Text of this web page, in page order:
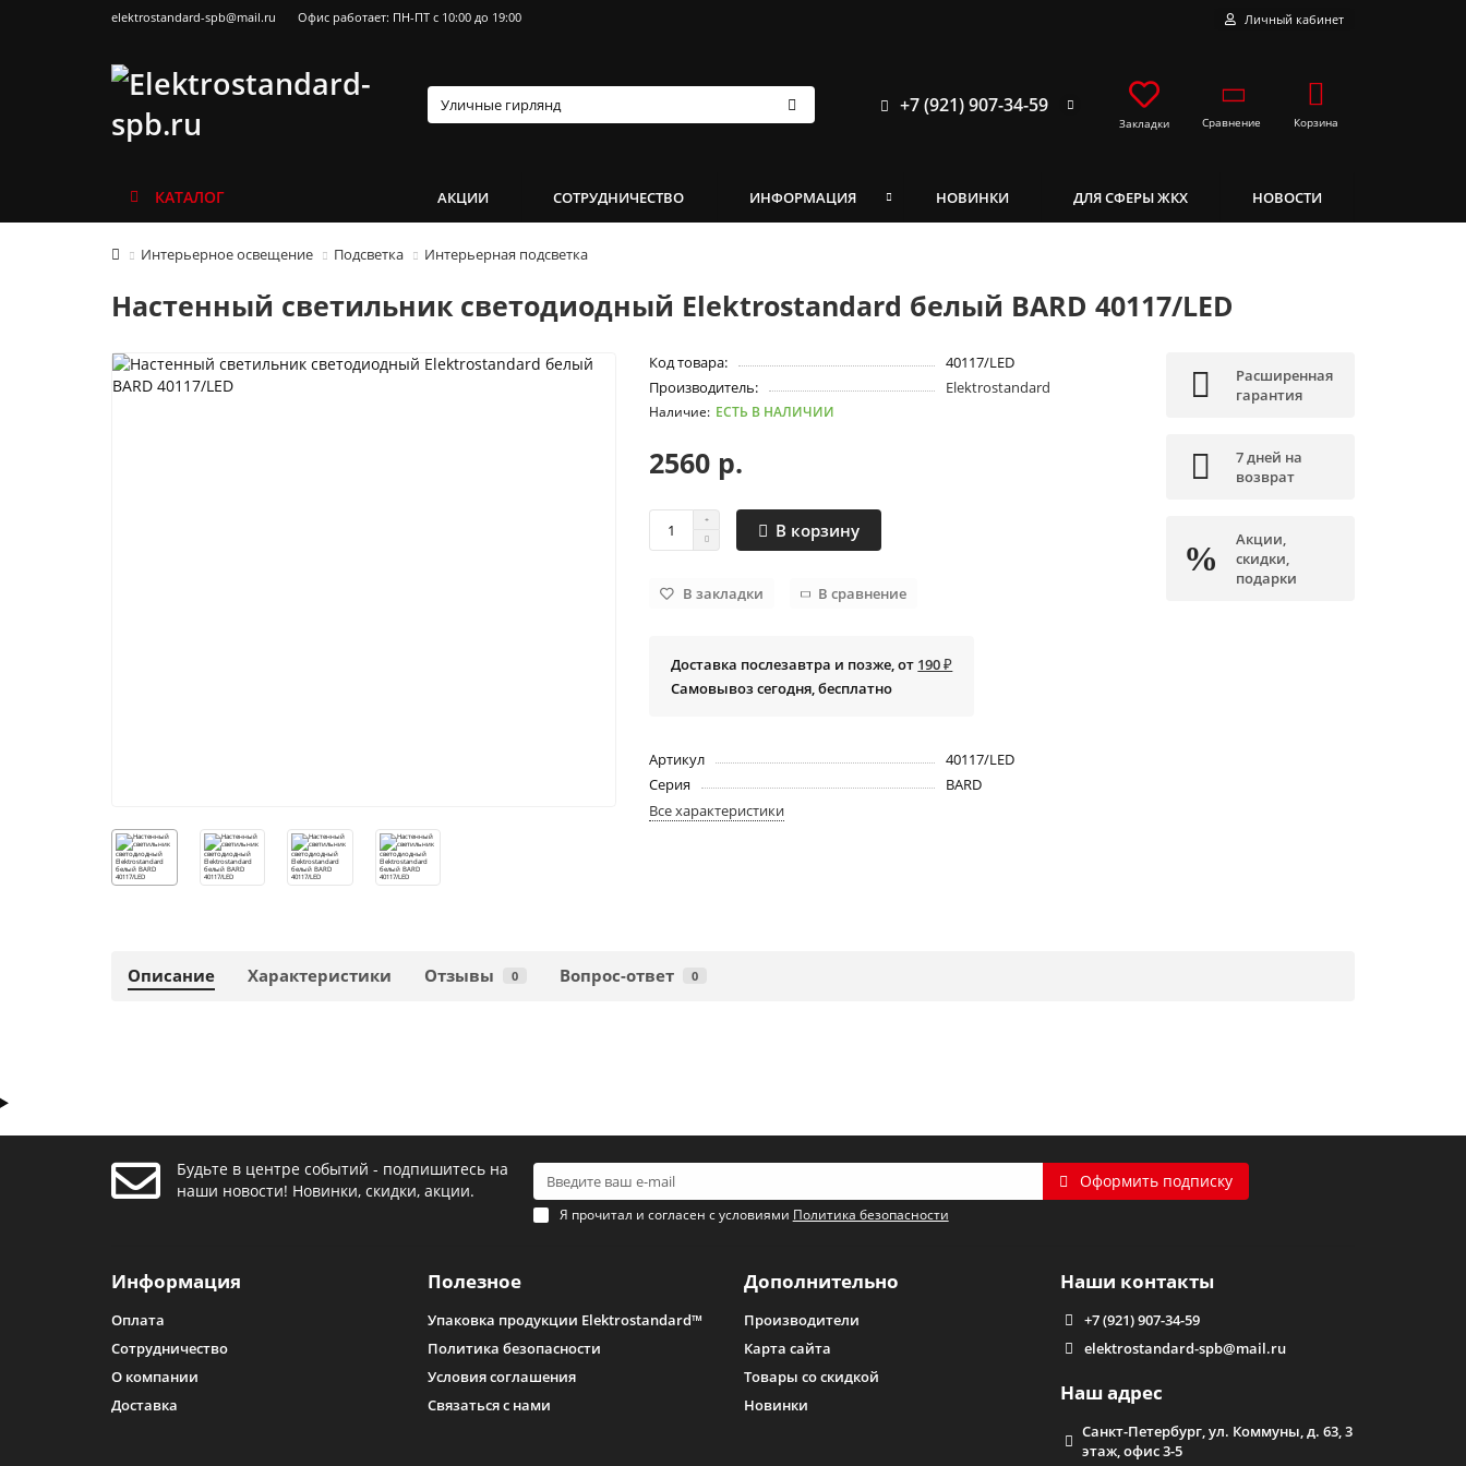
elektrostandard-spb@mail.ru Офис работает: ПН-ПТ с 10:00 до 19:00 Личный кабинет
+7 (921) 907-34-59
Закладки Сравнение Корзина
КАТАЛОГ АКЦИИ СОТРУДНИЧЕСТВО ИНФОРМАЦИЯ НОВИНКИ ДЛЯ СФЕРЫ ЖКХ НОВОСТИ
Интерьерное освещение Подсветка Интерьерная подсветка
Настенный светильник светодиодный Elektrostandard белый BARD 40117/LED
Код товара:
40117/LED
Производитель:
Elektrostandard
ЕСТЬ В НАЛИЧИИ
2560 р.
В корзину
В закладки В сравнение
Доставка послезавтра и позже, от 190 ₽
Самовывоз сегодня, бесплатно
Артикул
40117/LED
Серия
BARD
Все характеристики
Расширенная
гарантия
7 дней на
возврат
Акции,
скидки,
подарки
Описание Характеристики Отзывы 0 Вопрос-ответ 0
Будьте в центре событий - подпишитесь на
наши новости! Новинки, скидки, акции.
Оформить подписку
Я прочитал и согласен с условиями Политика безопасности
Информация
Оплата
Сотрудничество
О компании
Доставка
Полезное
Упаковка продукции Elektrostandard™
Политика безопасности
Условия соглашения
Связаться с нами
Дополнительно
Производители
Карта сайта
Товары со скидкой
Новинки
Наши контакты
+7 (921) 907-34-59
elektrostandard-spb@mail.ru
Наш адрес
Санкт-Петербург, ул. Коммуны, д. 63, 3
этаж, офис 3-5